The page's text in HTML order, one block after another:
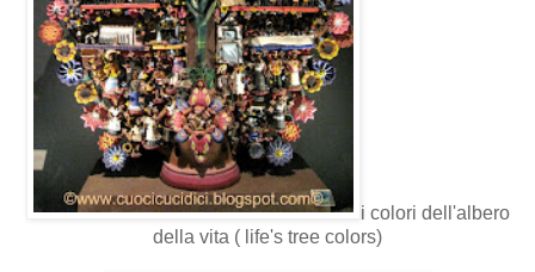
i colori dell'albero
della vita ( life's tree colors)